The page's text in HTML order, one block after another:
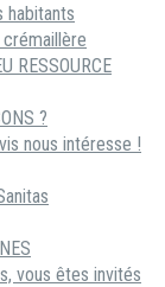
RESSOURCE
?
nous intéresse !
vous êtes invités